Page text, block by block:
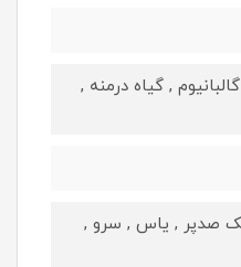
, گیاه درمنه ,
صدپر , یاس , سرو ,